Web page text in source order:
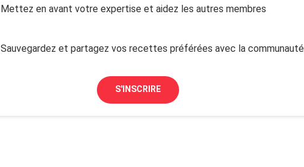
Mettez en avant votre expertise et aidez les autres membres
Sauvegardez et partagez vos recettes préférées avec la communauté
S'INSCRIRE